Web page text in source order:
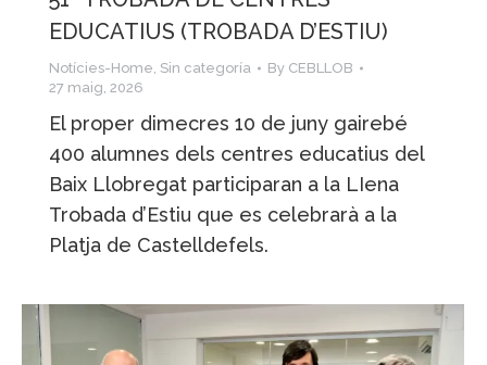
EDUCATIUS (TROBADA D’ESTIU)
Notícies-Home, Sin categoría By CEBLLOB
27 maig, 2026
El proper dimecres 10 de juny gairebé
400 alumnes dels centres educatius del
Baix Llobregat participaran a la LIena
Trobada d’Estiu que es celebrarà a la
Platja de Castelldefels.